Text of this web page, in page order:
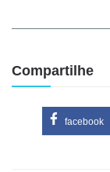
Compartilhe
facebook